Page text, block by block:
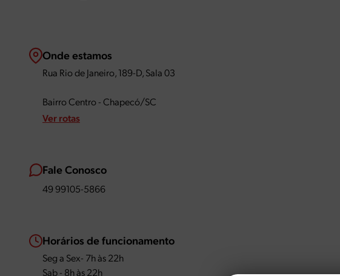
Onde estamos
Rua Rio de Janeiro, 189-D, Sala 03
Bairro Centro - Chapecó/SC
Ver rotas
Fale Conosco
49 99105-5866
Horários de funcionamento
Seg a Sex- 7h às 22h
Sab - 8h às 22h